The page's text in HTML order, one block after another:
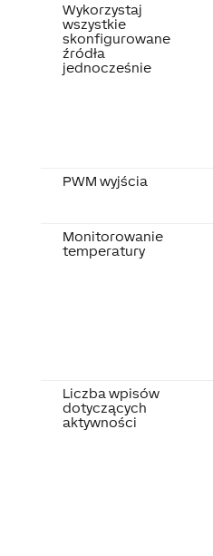
Wykorzystaj
wszystkie
skonfigurowane
źródła
jednocześnie
PWM wyjścia
Monitorowanie
temperatury
Liczba wpisów
dotyczących
aktywności